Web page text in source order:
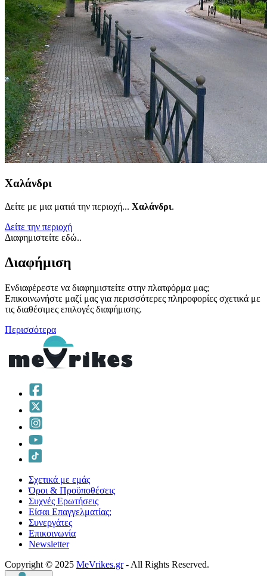
Χαλάνδρι
Δείτε με μια ματιά την περιοχή... Χαλάνδρι.
Δείτε την περιοχή
Διαφημιστείτε εδώ..
Διαφήμιση
Ενδιαφέρεστε να διαφημιστείτε στην πλατφόρμα μας;
Επικοινωνήστε μαζί μας για περισσότερες πληροφορίες σχετικά με
τις διαθέσιμες επιλογές διαφήμισης.
Περισσότερα
Σχετικά με εμάς
Όροι & Προϋποθέσεις
Συχνές Ερωτήσεις
Είσαι Επαγγελματίας;
Συνεργάτες
Επικοινωνία
Νewsletter
Copyright © 2025 MeVrikes.gr- All Rights Reserved.